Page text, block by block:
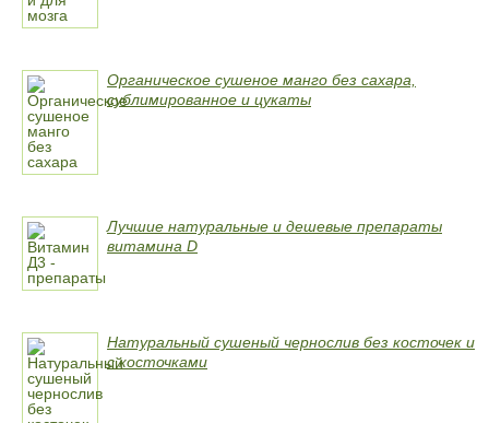
Органическое сушеное манго без сахара,
сублимированное и цукаты
Лучшие натуральные и дешевые препараты
витамина D
Натуральный сушеный чернослив без косточек и
с косточками